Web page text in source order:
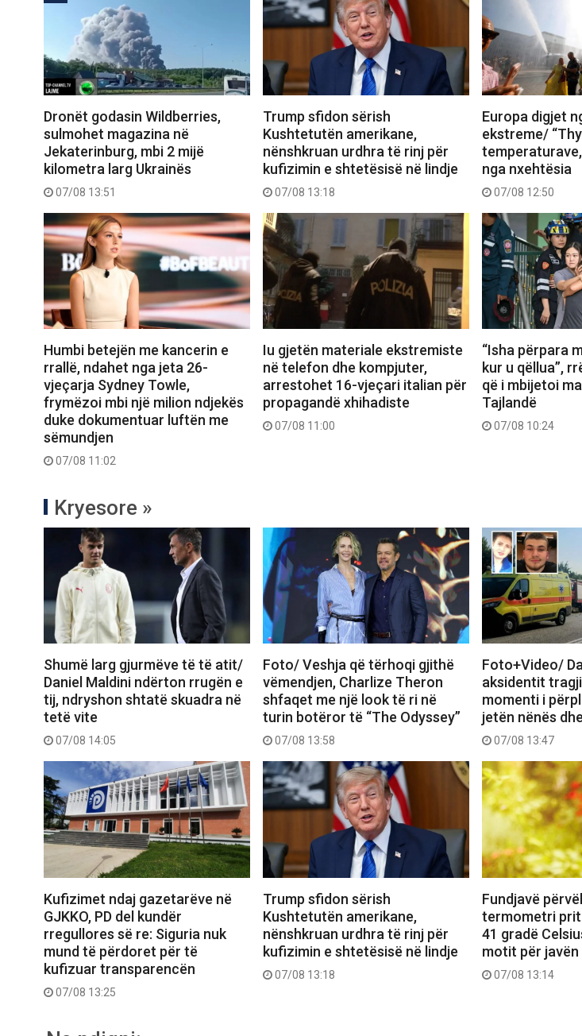
Dronët godasin Wildberries,
sulmohet magazina në
Jekaterinburg, mbi 2 mijë
kilometra larg Ukrainës
07/08 13:51
Trump sfidon sërish
Kushtetutën amerikane,
nënshkruan urdhra të rinj për
kufizimin e shtetësisë në lindje
07/08 13:18
Europa digjet
ekstreme/
nga nxehtësia
07/08 12:50
Humbi betejën me kancerin e
rrallë, ndahet nga jeta 26-
vjeçarja Sydney Towle,
frymëzoi mbi një milion ndjekës
duke dokumentuar luftën me
sëmundjen
07/08 11:02
Iu gjetën materiale ekstremiste
në telefon dhe kompjuter,
arrestohet 16-vjeçari italian për
propagandë xhihadiste
07/08 11:00
“Isha përpara
kur u qëllua”,
që i mbijetoi
Tajlandë
07/08 10:24
Kryesore »
Shumë larg gjurmëve të të atit/
Daniel Maldini ndërton rrugën e
tij, ndryshon shtatë skuadra në
tetë vite
07/08 14:05
Foto/ Veshja që tërhoqi gjithë
vëmendjen, Charlize Theron
shfaqet me një look të ri në
turin botëror të “The Odyssey”
07/08 13:58
Foto+Video/
aksidentit
momenti i
jetën nënës
07/08 13:47
Kufizimet ndaj gazetarëve në
GJKKO, PD del kundër
rregullores së re: Siguria nuk
mund të përdoret për të
kufizuar transparencën
07/08 13:25
Trump sfidon sërish
Kushtetutën amerikane,
nënshkruan urdhra të rinj për
kufizimin e shtetësisë në lindje
07/08 13:18
Fundjavë
termometri
41 gradë
motit për javën
07/08 13:14